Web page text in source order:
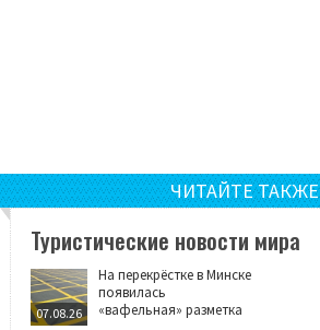
ЧИТАЙТЕ ТАКЖЕ
Туристические новости мира
07.08.26
На перекрёстке в Минске
появилась
«вафельная» разметка